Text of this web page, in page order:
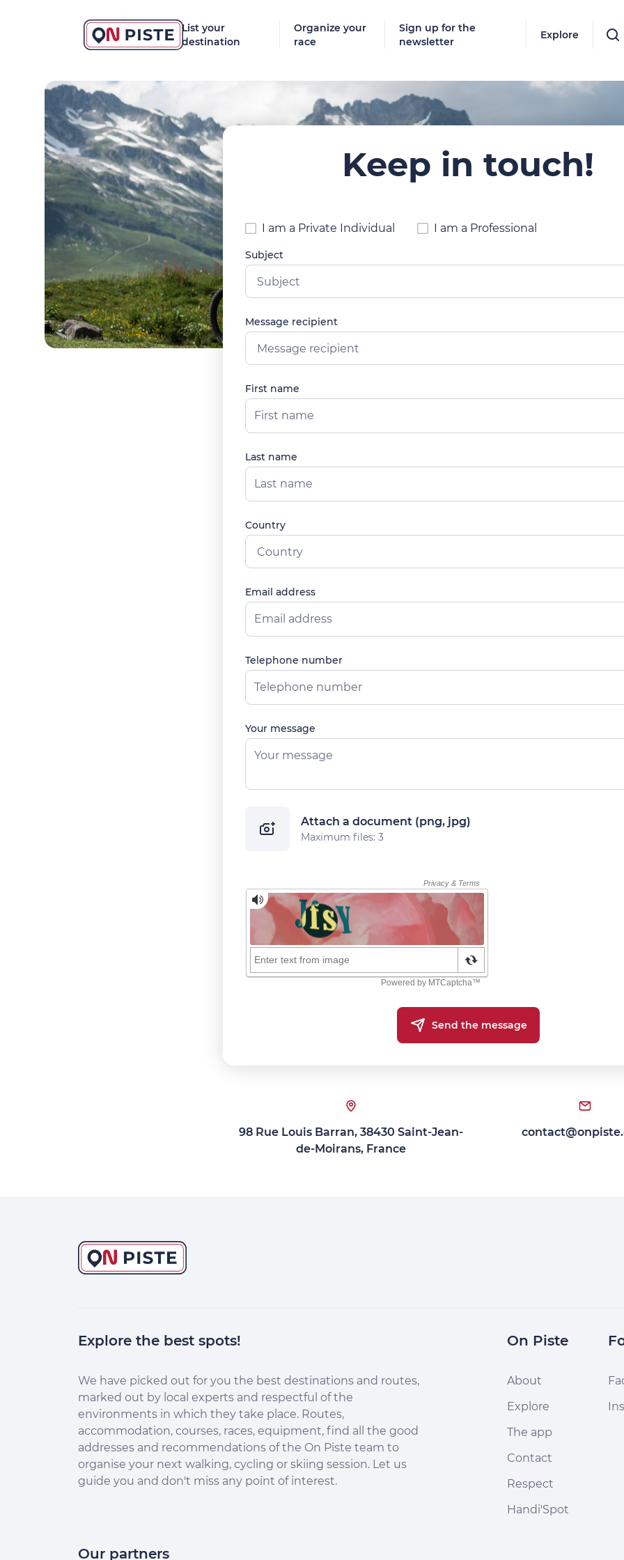
List your
destination
Organize your
race
Sign up for the
newsletter
Explore
Keep in touch!
I am a Private Individual I am a Professional
Subject
Subject
Message recipient
Message recipient
First name
Last name
Country
Country
Email address
Telephone number
Your message
Attach a document (png, jpg)
Maximum files: 3
Send the message
98 Rue Louis Barran, 38430 Saint-Jean-
de-Moirans, France
Explore the best spots!
We have picked out for you the best destinations and routes,
marked out by local experts and respectful of the
environments in which they take place. Routes,
accommodation, courses, races, equipment, find all the good
addresses and recommendations of the On Piste team to
organise your next walking, cycling or skiing session. Let us
guide you and don't miss any point of interest.
On Piste
About
Explore
The app
Contact
Respect
Handi'Spot
Our partners
Continuer sans accepter
les Cookies !
Aidez-nous à améliorer nos services en acceptant les
En acceptant les cookies, vous nous permettez de comprendre
comment vous utilisez la plateforme de manière anonyme. Cela
nous aide à améliorer nos services et mieux conseiller les
destinations On Piste !
Pour modifier vos préférences par la suite, cliquez sur le lien